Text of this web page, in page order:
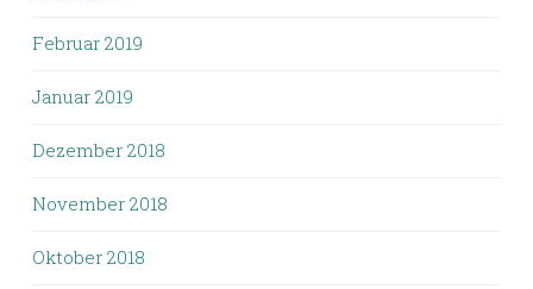
Februar 2019
Januar 2019
Dezember 2018
November 2018
Oktober 2018